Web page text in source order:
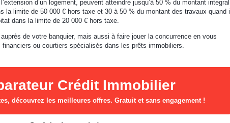
d’un logement, peuvent atteindre jusqu’à 50 % du montant intégral
la limite de 50 000 € hors taxe et 30 à 50 % du montant des travaux quand il
dans la limite de 20 000 € hors taxe.
de votre banquier, mais aussi à faire jouer la concurrence en vous
financiers ou courtiers spécialisés dans les prêts immobiliers.
Crédit Immobilier
découvrez les meilleures offres. Gratuit et sans engagement !